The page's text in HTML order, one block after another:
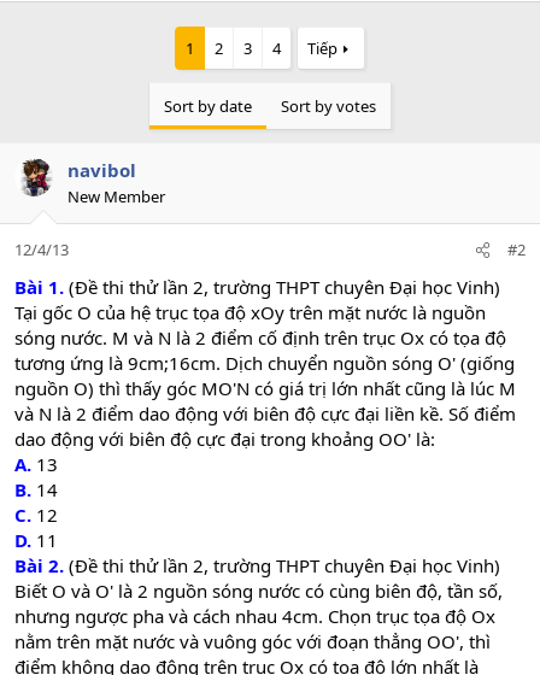
:
1 2 3 4 Tiếp
Sort by date Sort by votes
navibol
New Member
12/4/13 #2
Bài 1. (Đề thi thử lần 2, trường THPT chuyên Đại học Vinh)
Tại gốc O của hệ trục tọa độ xOy trên mặt nước là nguồn
sóng nước. M và N là 2 điểm cố định trên trục Ox có tọa độ
tương ứng là 9cm;16cm. Dịch chuyển nguồn sóng O' (giống
nguồn O) thì thấy góc MO'N có giá trị lớn nhất cũng là lúc M
và N là 2 điểm dao động với biên độ cực đại liền kề. Số điểm
dao động với biên độ cực đại trong khoảng OO' là:
A. 13
B. 14
C. 12
D. 11
Bài 2. (Đề thi thử lần 2, trường THPT chuyên Đại học Vinh)
Biết O và O' là 2 nguồn sóng nước có cùng biên độ, tần số,
nhưng ngược pha và cách nhau 4cm. Chọn trục tọa độ Ox
nằm trên mặt nước và vuông góc với đoạn thẳng OO', thì
điểm không dao động trên trục Ox có tọa độ lớn nhất là